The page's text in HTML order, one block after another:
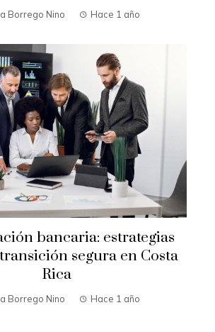
Borrego Nino Hace 1 año
bancaria: estrategias
segura en Costa
Rica
Borrego Nino Hace 1 año